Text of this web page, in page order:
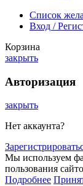
Список
Вход /
Корзина
закрыть
Авторизация
закрыть
Нет аккаунта?
Мы используем
пользования
Подробнее